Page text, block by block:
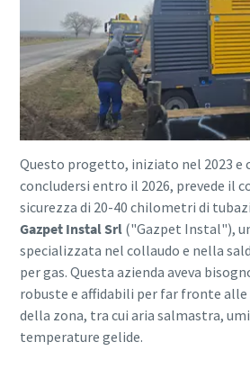
Questo progetto, iniziato nel 2023 e
concludersi entro il 2026, prevede il
sicurezza di 20-40 chilometri di
Gazpet Instal Srl("Gazpet Instal"),
specializzata nel collaudo e nella
per gas. Questa azienda aveva
robuste e affidabili per far fronte
della zona, tra cui aria salmastra,
temperature gelide.